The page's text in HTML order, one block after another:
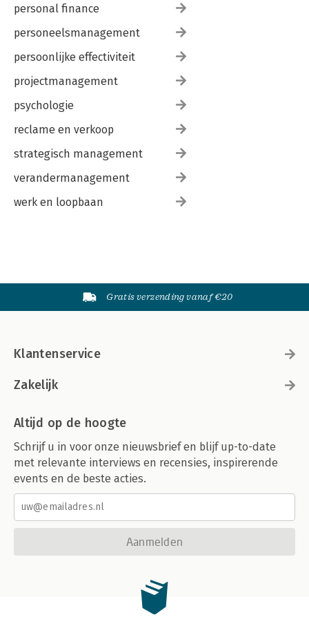
personal finance
personeelsmanagement
persoonlijke effectiviteit
projectmanagement
psychologie
reclame en verkoop
strategisch management
verandermanagement
werk en loopbaan
Gratis verzending vanaf €20
Klantenservice
Zakelijk
Altijd op de hoogte
Schrijf u in voor onze nieuwsbrief en blijf up-to-date
met relevante interviews en recensies, inspirerende
events en de beste acties.
Aanmelden